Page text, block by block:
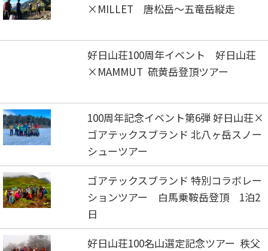
×MILLET 唐松岳～五竜岳縦走
好日山荘100周年イベント 好日山荘
×MAMMUT 硫黄岳登頂ツアー
100周年記念イベント第6弾 好日山荘×
ゴアテックスブランド 北八ヶ岳スノー
シューツアー
ゴアテックスブランド 特別コラボレー
ションツアー 白馬乗鞍岳登頂 1泊2
日
好日山荘100名山選定記念ツアー 秩父